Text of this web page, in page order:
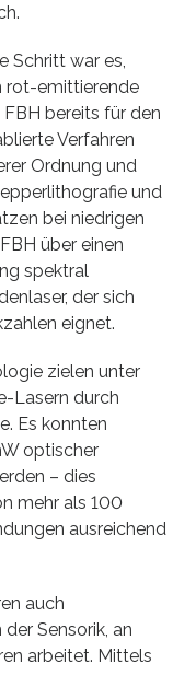
Schritt war es,
rot-emittierende
bereits für den
Verfahren
Ordnung und
und
bei niedrigen
über einen
spektral
der sich
eignet.
zielen unter
Lasern durch
Es konnten
optischer
– dies
mehr als 100
ausreichend
auch
Sensorik, an
arbeitet. Mittels